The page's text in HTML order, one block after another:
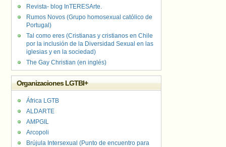
Revista- blog InTERESArte.
Rumos Novos (Grupo homosexual católico de
Portugal)
Tal como eres (Cristianas y cristianos en Chile
por la inclusión de la Diversidad Sexual en las
iglesias y en la sociedad)
The Gay Christian (en inglés)
Organizaciones LGTBI+
África LGTB
ALDARTE
AMPGIL
Arcopoli
Brújula Intersexual (Punto de encuentro para